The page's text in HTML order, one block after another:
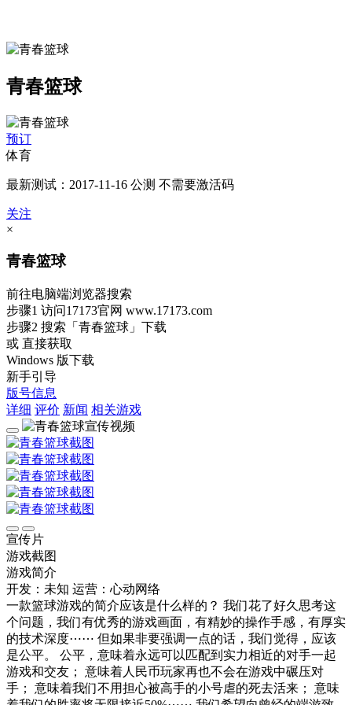
青春篮球
预订
体育
最新测试：2017-11-16 公测 不需要激活码
关注
×
青春篮球
前往电脑端浏览器搜索
步骤1 访问17173官网 www.17173.com
步骤2 搜索 「青春篮球」 下载
或 直接获取
Windows 版下载
新手引导
版号信息
详细 评价 新闻 相关游戏
宣传片
游戏截图
游戏简介
开发：未知 运营：心动网络
一款篮球游戏的简介应该是什么样的？ 我们花了好久思考这
个问题，我们有优秀的游戏画面，有精妙的操作手感，有厚实
的技术深度⋯⋯ 但如果非要强调一点的话，我们觉得，应该
是公平。 公平，意味着永远可以匹配到实力相近的对手一起
游戏和交友； 意味着人民币玩家再也不会在游戏中碾压对
手； 意味着我们不用担心被高手的小号虐的死去活来； 意味